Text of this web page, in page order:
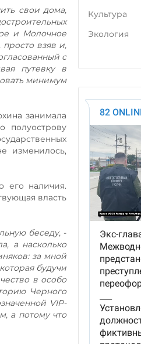
свои дома,
и Молочное
взяв и,
с
путевку в
минимум
занимала
полуострову
изменилось,
его наличия.
власть
беседу, -
а насколько
за мной
будучи
в особо
Черного
VIP-
а потому что
Культура
Экология